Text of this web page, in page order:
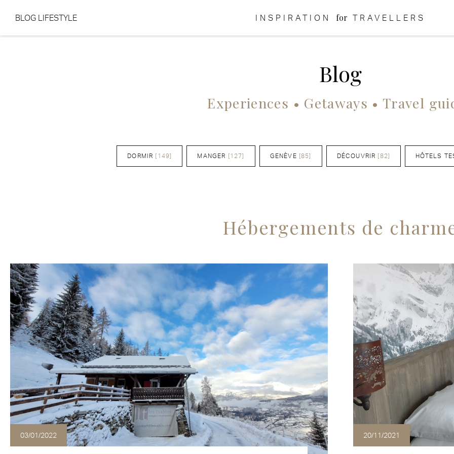
Aller au contenu
Aller au menu
INSPIRATION for TRAVELLERS
BLOG LIFESTYLE
Blog
Experiences • Getaways • Travel
DORMIR [149] MANGER [127] GENÈVE [85] DÉCOUVRIR [82] HÔTELS
Hébergements de
03/01/2022 20/11/2021